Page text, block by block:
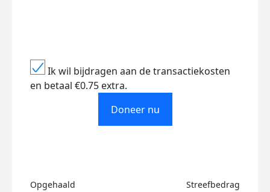
Ik wil bijdragen aan de transactiekosten
en betaal €0.75 extra.
Doneer nu
Opgehaald Streefbedrag